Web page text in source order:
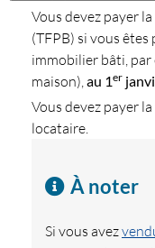
Vous devez payer
(TFPB) si vous
immobilier bâti,
maison), au 1er
Vous devez payer
locataire.
À noter
Si vous avez